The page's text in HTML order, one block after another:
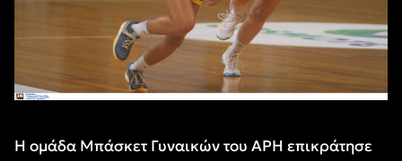
Η ομάδα Μπάσκετ Γυναικών του ΑΡΗ επικράτησε